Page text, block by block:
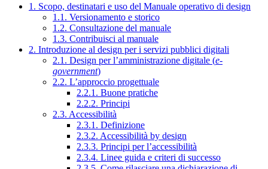
1. Scopo, destinatari e uso del Manuale operativo di design
1.1. Versionamento e storico
1.2. Consultazione del manuale
1.3. Contribuisci al manuale
2. Introduzione al design per i servizi pubblici digitali
2.1. Design per l’amministrazione digitale (e-
government)
2.2. L’approccio progettuale
2.2.1. Buone pratiche
2.2.2. Principi
2.3. Accessibilità
2.3.1. Definizione
2.3.2. Accessibilità by design
2.3.3. Principi per l’accessibilità
2.3.4. Linee guida e criteri di successo